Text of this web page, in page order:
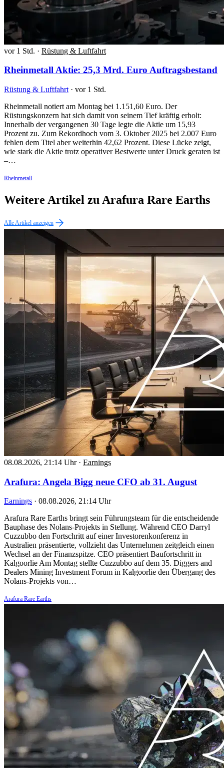
vor 1 Std. · Rüstung & Luftfahrt
Rheinmetall Aktie: 25,3 Mrd. Euro Auftragsbestand
Rüstung & Luftfahrt · vor 1 Std.
Rheinmetall notiert am Montag bei 1.151,60 Euro. Der
Rüstungskonzern hat sich damit von seinem Tief kräftig erholt:
Innerhalb der vergangenen 30 Tage legte die Aktie um 15,93
Prozent zu. Zum Rekordhoch vom 3. Oktober 2025 bei 2.007 Euro
fehlen dem Titel aber weiterhin 42,62 Prozent. Diese Lücke zeigt,
wie stark die Aktie trotz operativer Bestwerte unter Druck geraten ist
–…
Rheinmetall
Weitere Artikel zu Arafura Rare Earths
Alle Artikel anzeigen
08.08.2026, 21:14 Uhr · Earnings
Arafura: Angela Bigg neue CFO ab 31. August
Earnings · 08.08.2026, 21:14 Uhr
Arafura Rare Earths bringt sein Führungsteam für die entscheidende
Bauphase des Nolans-Projekts in Stellung. Während CEO Darryl
Cuzzubbo den Fortschritt auf einer Investorenkonferenz in
Australien präsentierte, vollzieht das Unternehmen zeitgleich einen
Wechsel an der Finanzspitze. CEO präsentiert Baufortschritt in
Kalgoorlie Am Montag stellte Cuzzubbo auf dem 35. Diggers and
Dealers Mining Investment Forum in Kalgoorlie den Übergang des
Nolans-Projekts von…
Arafura Rare Earths